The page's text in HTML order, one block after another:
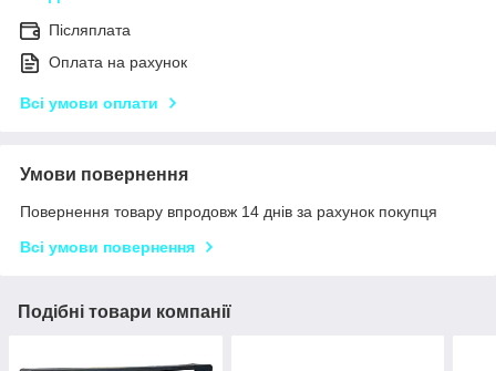
Післяплата
Оплата на рахунок
Всі умови оплати
Умови повернення
Повернення товару впродовж 14 днів за рахунок покупця
Всі умови повернення
Подібні товари компанії